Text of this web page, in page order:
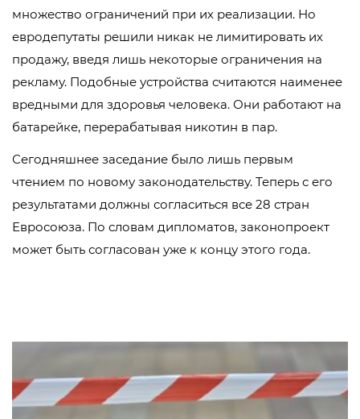
множество ограничений при их реализации. Но
евродепутаты решили никак не лимитировать их
продажу, введя лишь некоторые ограничения на
рекламу. Подобные устройства считаются наименее
вредными для здоровья человека. Они работают на
батарейке, перерабатывая никотин в пар.
Сегодняшнее заседание было лишь первым
чтением по новому законодательству. Теперь с его
результатами должны согласиться все 28 стран
Евросоюза. По словам дипломатов, законопроект
может быть согласован уже к концу этого года.